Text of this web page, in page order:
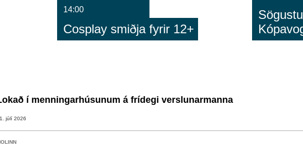
14:00
Cosplay smiðja fyrir 12+
í menningarhúsunum á frídegi verslunarmanna
júlí 2026